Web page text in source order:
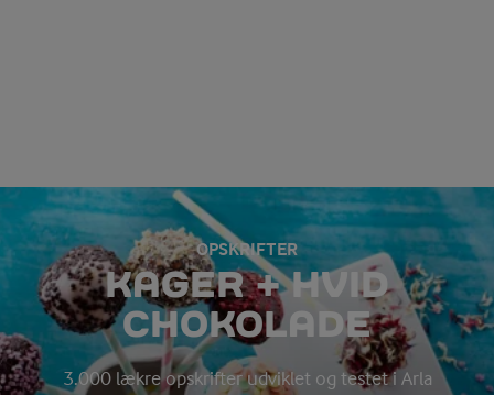
OPSKRIFTER
KAGER + HVID
CHOKOLADE
3.000 lækre opskrifter udviklet og testet i Arla